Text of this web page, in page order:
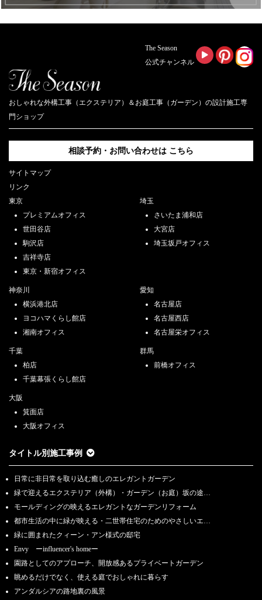
The Season
公式チャンネル
おしゃれな外構工事（エクステリア）＆お庭工事（ガーデン）の設計施工専
門ショップ
相談予約・お問い合わせは こちら
サイトマップ
リンク
東京
プレミアムオフィス
世田谷店
駒沢店
吉祥寺店
東京・新宿オフィス
千葉
柏店
千葉幕張くらし館店
群馬
前橋オフィス
愛知
名古屋店
名古屋西店
名古屋栄オフィス
神奈川
横浜港北店
ヨコハマくらし館店
湘南オフィス
埼玉
さいたま浦和店
大宮店
埼玉坂戸オフィス
大阪
箕面店
大阪オフィス
タイトル別施工事例
日常に非日常を取り込む癒しのエレガントガーデン
緑で迎えるエクステリア（外構）・ガーデン（お庭）坂の途…
モールディングの映えるエレガントなガーデンリフォーム
都市生活の中に緑が映える・二世帯住宅のためのやさしいエ…
緑に囲まれたクィーン・アン様式の邸宅
Envy ーinfluencer's homeー
園路としてのアプローチ、開放感あるプライベートガーデン
眺めるだけでなく、使える庭でおしゃれに暮らす
アンダルシアの路地裏の風景